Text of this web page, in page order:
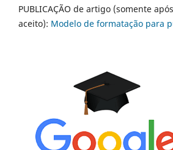
PUBLICAÇÃO de artigo (somente
aceito): Modelo de formatação para